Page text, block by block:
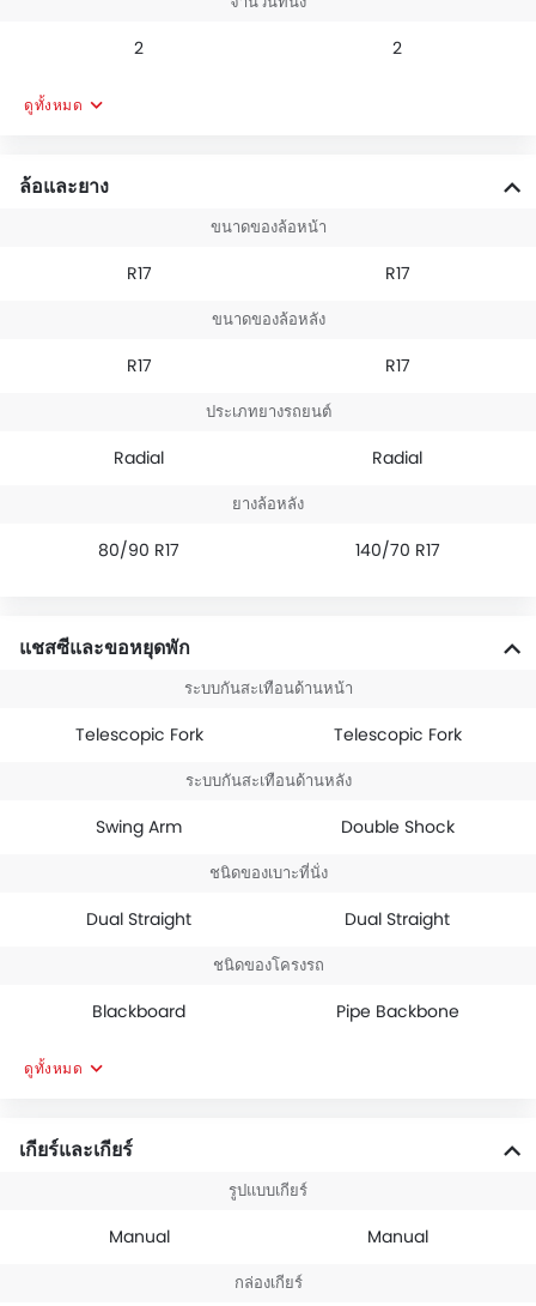
2 2
ดูทั้งหมด
ล้อและยาง
ขนาดของล้อหน้า
R17 R17
ขนาดของล้อหลัง
R17 R17
ประเภทยางรถยนต์
Radial Radial
ยางล้อหลัง
80/90 R17 140/70 R17
แชสซีและขอหยุดพัก
ระบบกันสะเทือนด้านหน้า
Telescopic Fork Telescopic Fork
ระบบกันสะเทือนด้านหลัง
Swing Arm Double Shock
ชนิดของเบาะที่นั่ง
Dual Straight Dual Straight
ชนิดของโครงรถ
Blackboard Pipe Backbone
ดูทั้งหมด
เกียร์และเกียร์
รูปแบบเกียร์
Manual Manual
กล่องเกียร์